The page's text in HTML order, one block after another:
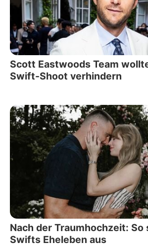
Scott Eastwoods Team
Swift-Shoot verhindern
Nach der Traumhochzeit: So
Swifts Eheleben aus